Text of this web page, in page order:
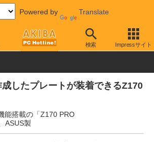
Powered by Translate
検索 Impressサイト
パーツ マザーボード ASUS
したプレートが装着できるZ170
能搭載の「Z170 PRO
ASUS製